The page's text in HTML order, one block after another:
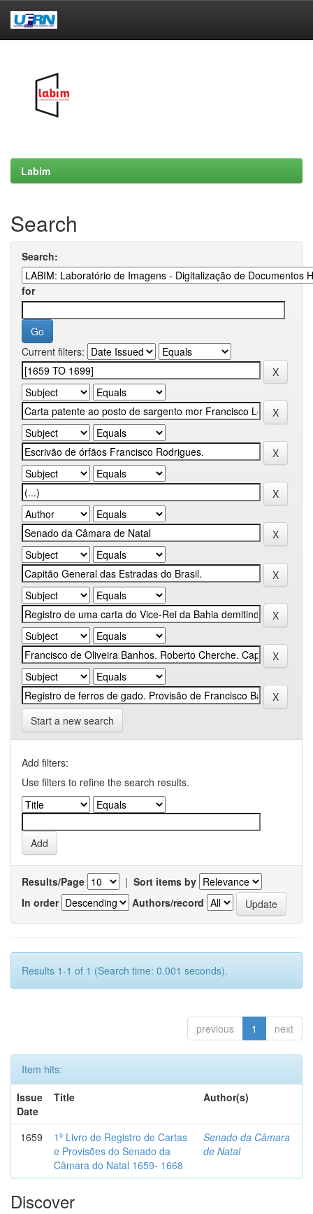
Labim
Search
Search:
for
Current filters:
Start a new search
Add filters:
Use filters to refine the search results.
Results/Page | Sort items by
In order
Authors/record
Results 1-1 of 1 (Search time: 0.001 seconds).
previous 1 next
Item hits:
Issue
Date
Title Author(s)
1659
1º Livro de Registro de Cartas
e Provisões do Senado da
Câmara do Natal 1659- 1668
Senado da Câmara
de Natal
Discover